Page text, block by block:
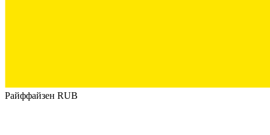
Райффайзен RUB